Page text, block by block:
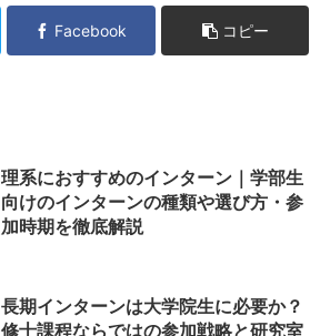
Facebook コピー
理系におすすめのインターン｜学部生
向けのインターンの種類や選び方・参
加時期を徹底解説
長期インターンは大学院生に必要か？
修士課程ならではの参加戦略と研究室